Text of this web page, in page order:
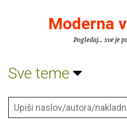
Moderna
Pogledaj... sve je
Sve teme